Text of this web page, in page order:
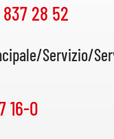
28 52
Servizio/
16-0